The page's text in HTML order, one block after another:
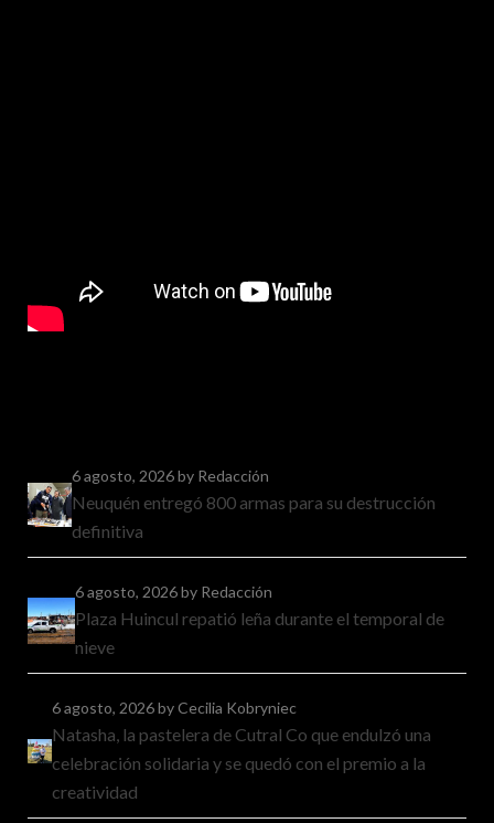
6 agosto, 2026by Redacción
Neuquén entregó 800 armas para su destrucción
definitiva
6 agosto, 2026by Redacción
Plaza Huincul repatió leña durante el temporal de
nieve
6 agosto, 2026by Cecilia Kobryniec
Natasha, la pastelera de Cutral Co que endulzó una
celebración solidaria y se quedó con el premio a la
creatividad